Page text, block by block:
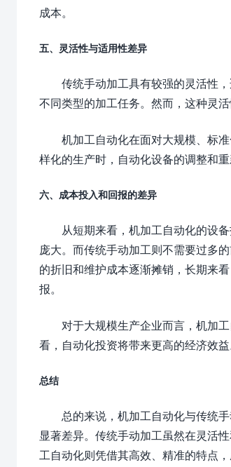
成本。
五、灵活性与适用性差异
传统手动加工具有较强的灵活性
不同类型的加工任务。然而，这种灵
机加工自动化在面对大规模、标
样化的生产时，自动化设备的调整和
六、成本投入和回报的差异
从短期来看，机加工自动化的设
庞大。而传统手动加工则不需要过多
的折旧和维护成本逐渐摊销，长期来
报。
对于大规模生产企业而言，机加
看，自动化投资将带来更高的经济效益
总结
总的来说，机加工自动化与传统
显著差异。传统手动加工虽然在灵活
工自动化则凭借其高效、精准的特点